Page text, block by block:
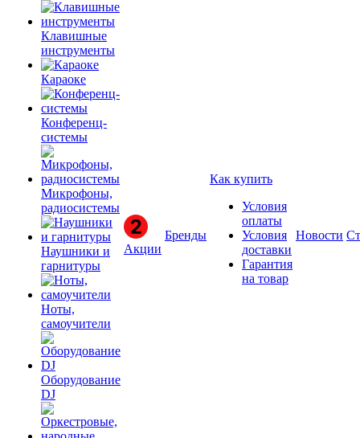
Клавишные
инструменты
Караоке
Конференц-
системы
Микрофоны,
радиосистемы
Наушники и
гарнитуры
Ноты,
самоучители
Оборудование
DJ
Акции
Бренды
Как купить
Условия
оплаты
Условия
доставки
Гарантия
на товар
Новости